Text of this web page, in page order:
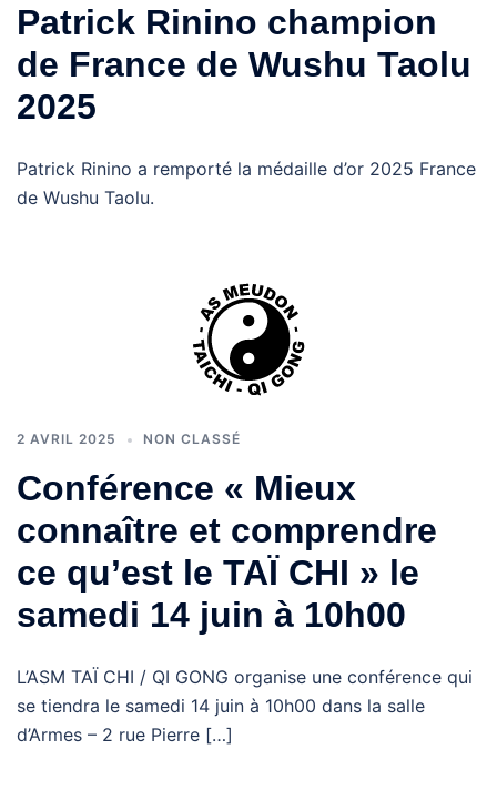
Patrick Rinino champion
de France de Wushu Taolu
2025
Patrick Rinino a remporté la médaille d’or 2025 France
de Wushu Taolu.
2 AVRIL 2025 NON CLASSÉ
Conférence « Mieux
connaître et comprendre
ce qu’est le TAÏ CHI » le
samedi 14 juin à 10h00
L’ASM TAÏ CHI / QI GONG organise une conférence qui
se tiendra le samedi 14 juin à 10h00 dans la salle
d’Armes – 2 rue Pierre […]